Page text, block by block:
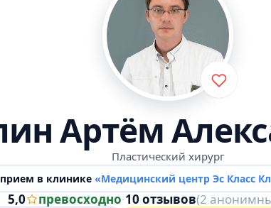
Артём
Пластический хирург
прием в клинике «Медицинский центр Эс Класс
5,0 превосходно·10 отзывов(2